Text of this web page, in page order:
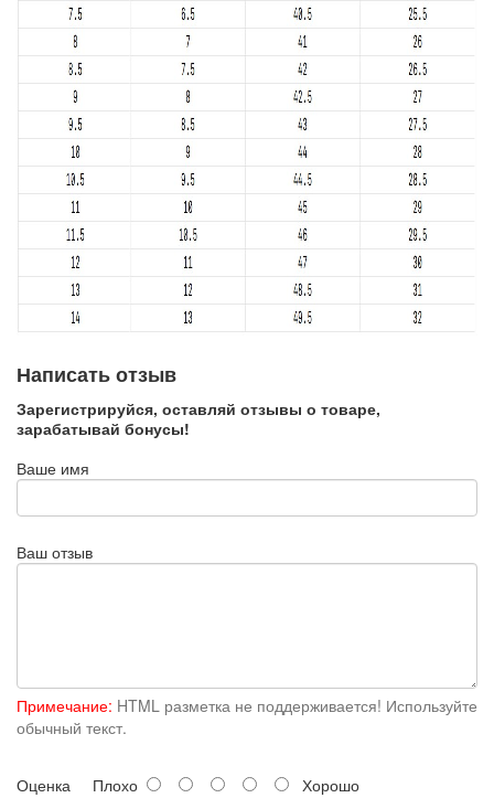
Написать отзыв
Зарегистрируйся, оставляй отзывы о товаре,
зарабатывай бонусы!
Ваше имя
Ваш отзыв
Примечание: HTML разметка не поддерживается! Используйте
обычный текст.
Оценка Плохо
Хорошо